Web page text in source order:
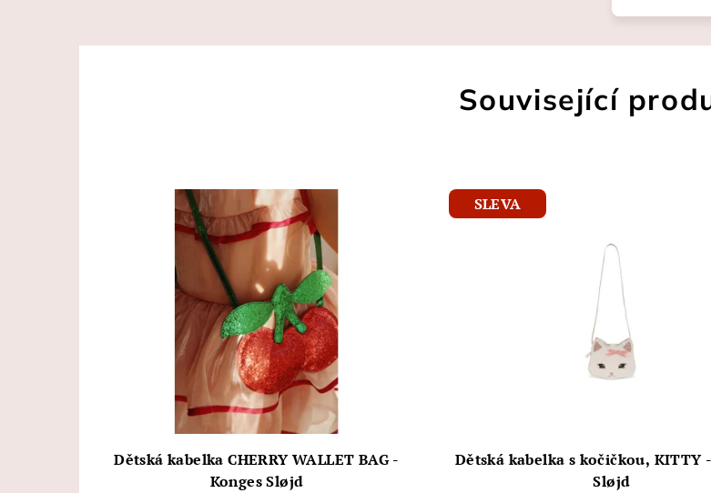
Související
Dětská kabelka CHERRY WALLET BAG -
Konges Sløjd
SLEVA
Dětská kabelka s kočičkou, KITTY
Sløjd